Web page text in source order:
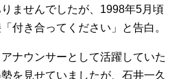
ませんでしたが、1998年5月頃
付き合ってください」と告白。
ナウンサーとして活躍していた
を見せていましたが、石井一久